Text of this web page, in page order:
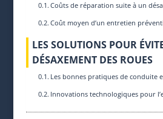
Coûts de réparation suite à un
Coût moyen d’un entretien
LES SOLUTIONS POUR
DÉSAXEMENT DES ROUES
Les bonnes pratiques de conduite
Innovations technologiques pour